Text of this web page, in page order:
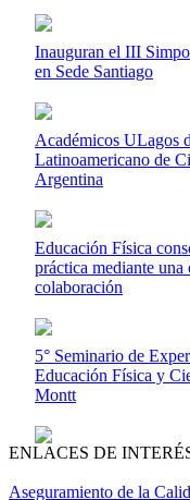
Inauguran el III
en Sede Santiago
Académicos ULagos
Latinoamericano de
Argentina
Educación Física
práctica mediante
colaboración
5° Seminario de
Educación Física y
Montt
ENLACES DE
Aseguramiento de la